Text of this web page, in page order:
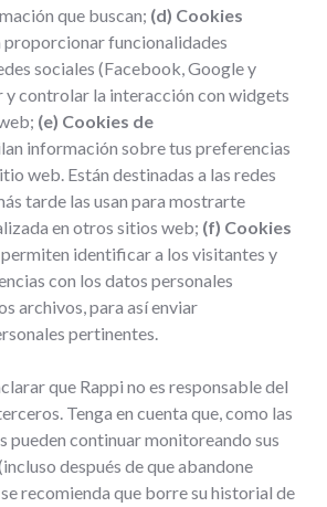
que buscan; (d) Cookies
funcionalidades
sociales (Facebook, Google y
controlar la interacción con widgets
(e) Cookies de
información sobre tus preferencias
web. Están destinadas a las redes
tarde las usan para mostrarte
en otros sitios web; (f) Cookies
permiten identificar a los visitantes y
con los datos personales
archivos, para así enviar
pertinentes.
que Rappi no es responsable del
Tenga en cuenta que, como las
pueden continuar monitoreando sus
después de que abandone
recomienda que borre su historial de